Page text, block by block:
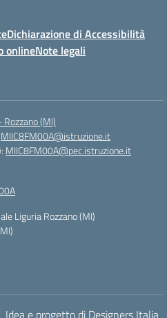
Dichiarazione di Accessibilità
onlineNote legali
(MI)
MIIC8FM00A@istruzione.it
MIIC8FM00A@pec.istruzione.it
Liguria Rozzano (MI)
Idea e progetto di Designers Italia